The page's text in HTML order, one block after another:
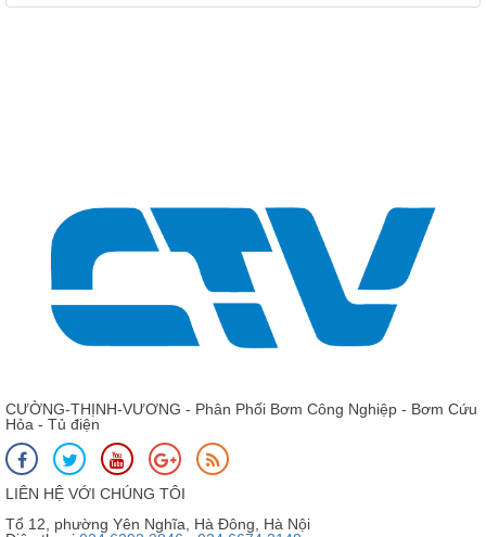
CƯỜNG-THỊNH-VƯƠNG - Phân Phối Bơm Công Nghiệp - Bơm Cứu
Hỏa - Tủ điện
LIÊN HỆ VỚI CHÚNG TÔI
Tổ 12, phường Yên Nghĩa, Hà Đông, Hà Nội